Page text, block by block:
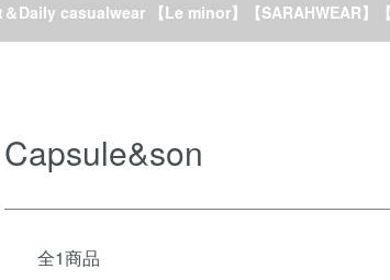
Daily casualwear 【Le minor】【SARAHWEAR】【
Capsule&son
全1商品